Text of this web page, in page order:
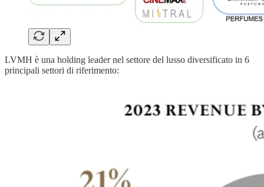
LVMH è una holding leader nel settore del lusso diversificato in 6
principali settori di riferimento: